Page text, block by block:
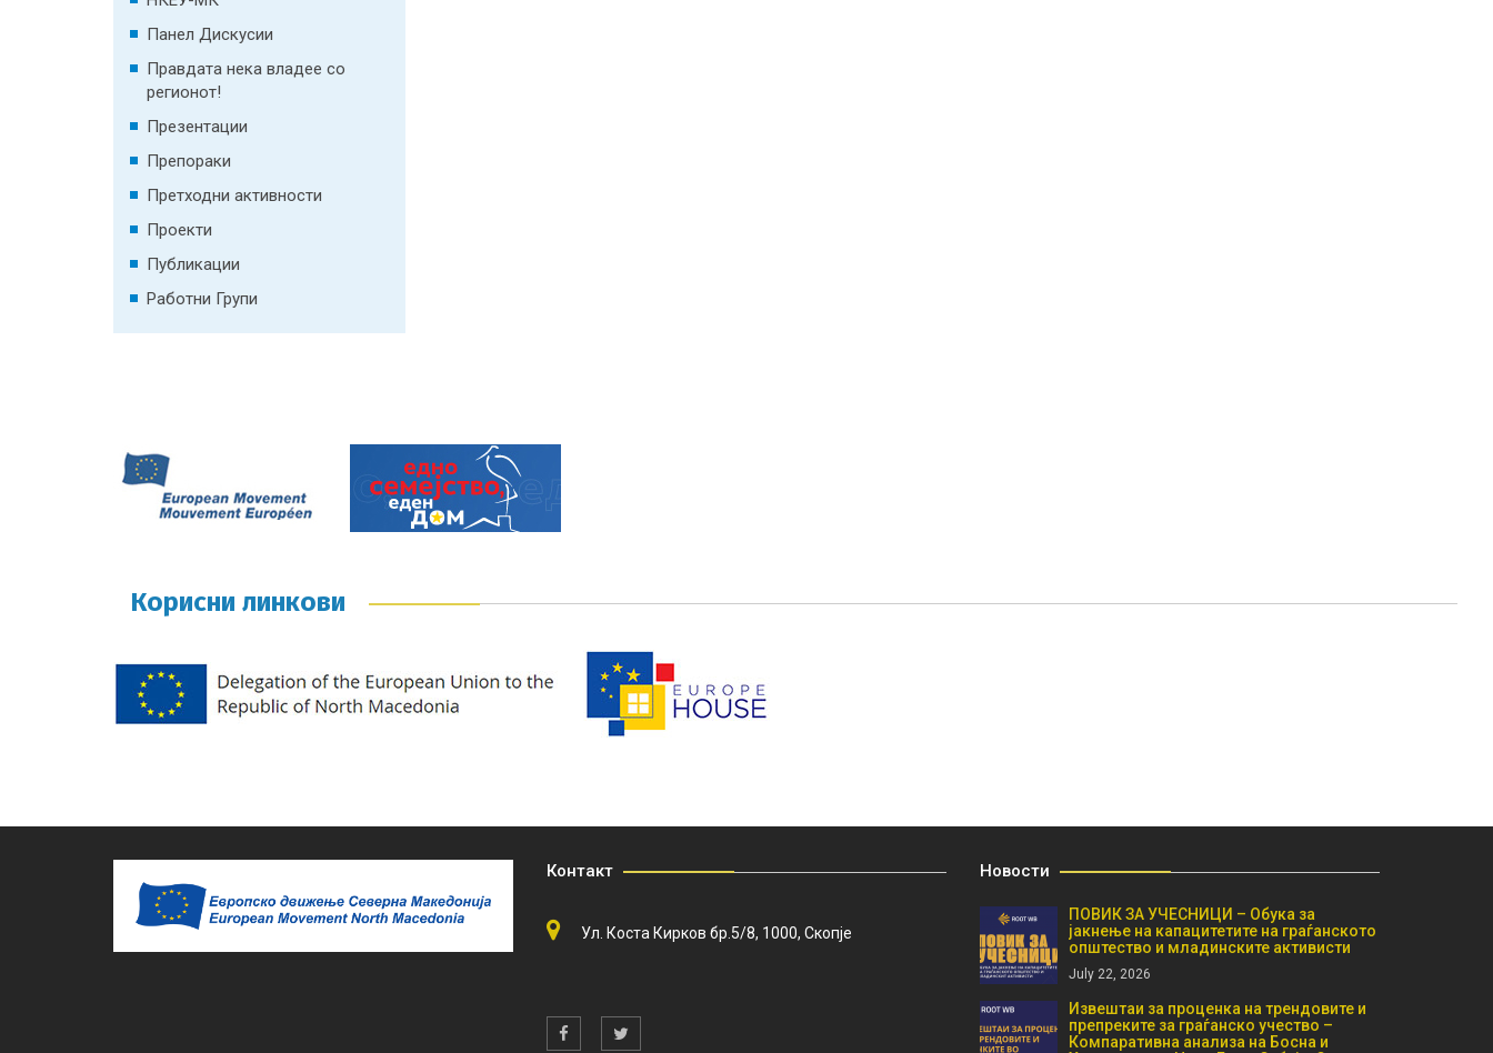
Панел Дискусии
Правдата нека владее со
регионот!
Презентации
Препораки
Претходни активности
Проекти
Публикации
Работни Групи
Корисни линкови
Контакт
Ул. Коста Кирков бр.5/8, 1000, Скопје
Новости
ПОВИК ЗА УЧЕСНИЦИ – Обука за
јакнење на капацитетите на граѓанското
општество и младинските активисти
July 22, 2026
Извештаи за проценка на трендовите и
препреките за граѓанско учество –
Компаративна анализа на Босна и